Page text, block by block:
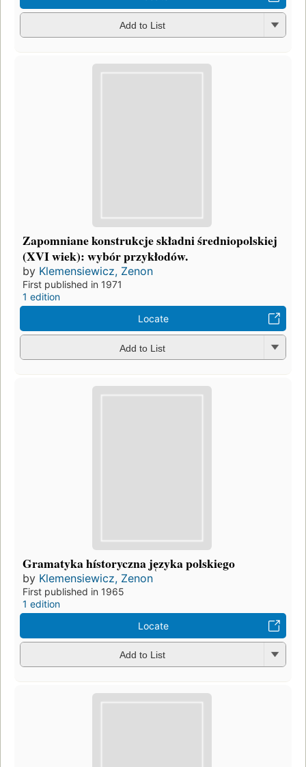
Add to List
Zapomniane konstrukcje składni średniopolskiej
(XVI wiek): wybór przykłodów.
by Klemensiewicz, Zenon
First published in 1971
1 edition
Locate
Add to List
Gramatyka hístoryczna je̜zyka polskiego
by Klemensiewicz, Zenon
First published in 1965
1 edition
Locate
Add to List